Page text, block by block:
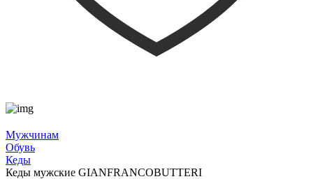
Мужчинам
Обувь
Кеды
Кеды мужские GIANFRANCOBUTTERI